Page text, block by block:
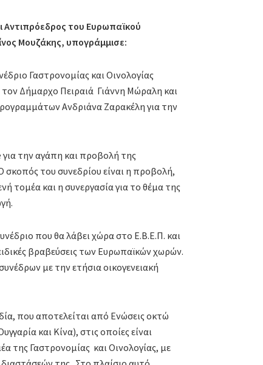
Αντιπρόεδρος του Ευρωπαϊκού
Μουζάκης, υπογράμμισε:
Γαστρονομίας και Οινολογίας
Δήμαρχο Πειραιά Γιάννη Μώραλη και
Ανδριάνα Ζαρακέλη για την
την αγάπη και προβολή της
σκοπός του συνεδρίου είναι η προβολή,
τομέα και η συνεργασία για το θέμα της
που θα λάβει χώρα στο Ε.Β.Ε.Π. και
βραβεύσεις των Ευρωπαϊκών χωρών.
με την ετήσια οικογενειακή
που αποτελείται από Ενώσεις οκτώ
και Κίνα), στις οποίες είναι
της Γαστρονομίας και Οινολογίας, με